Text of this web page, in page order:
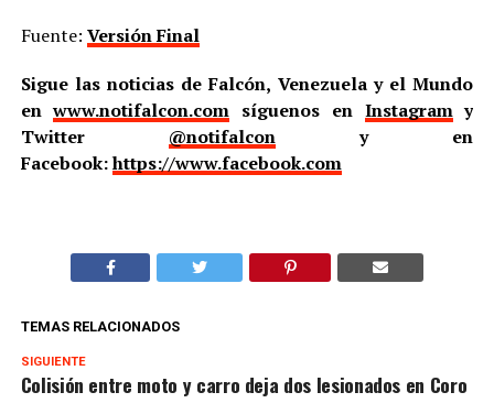
Fuente: Versión Final
Sigue las noticias de Falcón, Venezuela y el Mundo
enwww.notifalcon.com síguenos en Instagramy
Twitter @notifalcony en
Facebook:https://www.facebook.com
TEMAS RELACIONADOS
SIGUIENTE
Colisión entre moto y carro deja dos lesionados en Coro